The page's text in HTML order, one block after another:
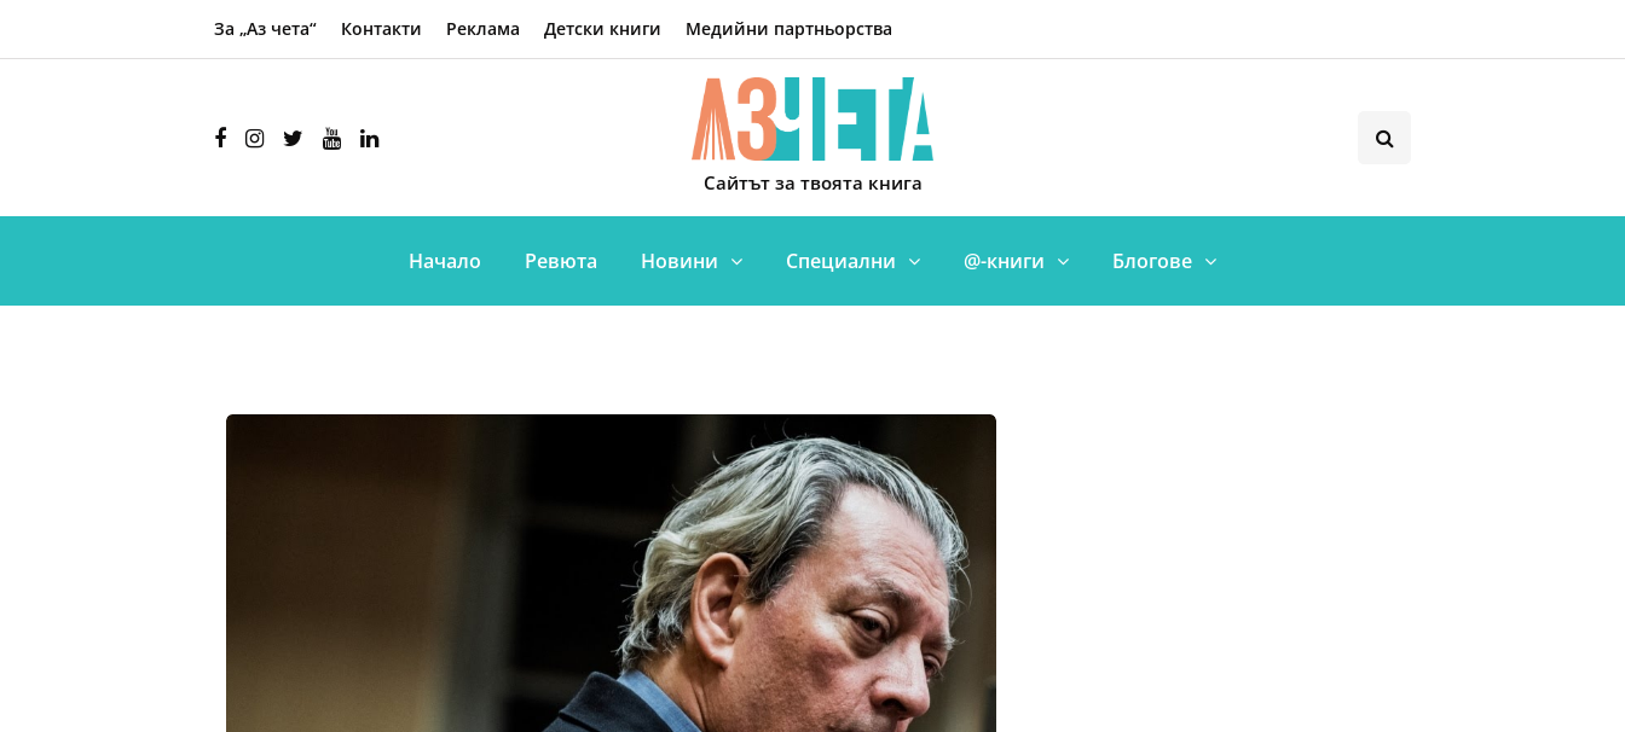
За „Аз чета“ Контакти Реклама Детски книги Медийни партньорства
Сайтът за твоята книга
Начало Ревюта Новини Специални @-книги Блогове